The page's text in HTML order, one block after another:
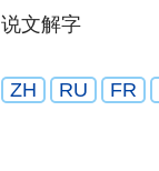
说文解字
ZH RU FR